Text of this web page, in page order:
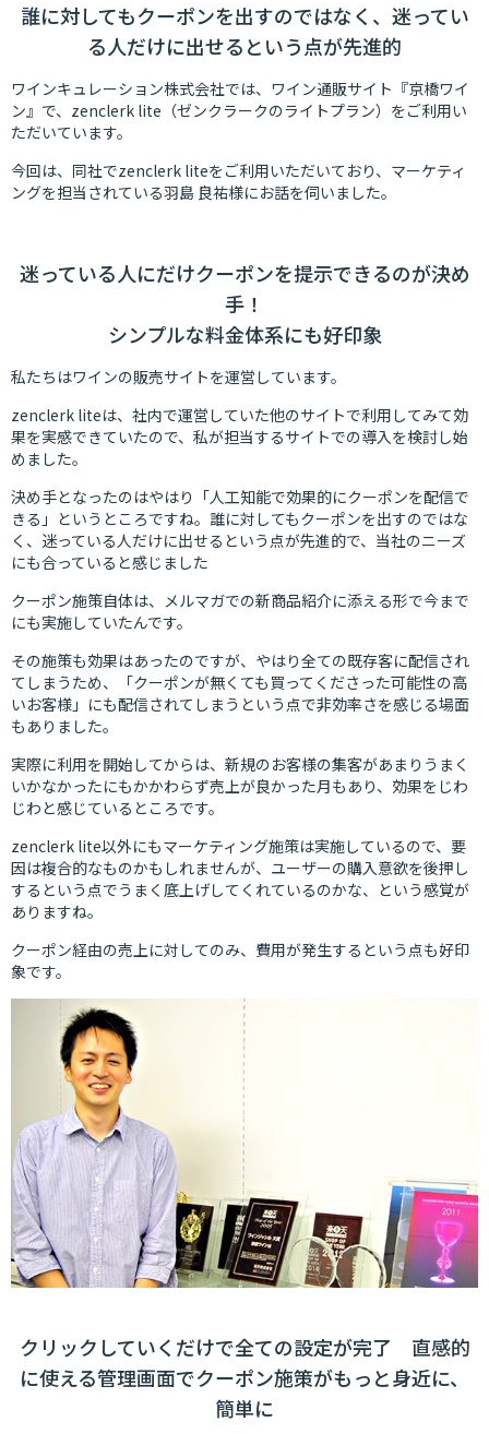
誰に対してもクーポンを出すのではなく、迷ってい
る人だけに出せるという点が先進的
ワインキュレーション株式会社では、ワイン通販サイト『京橋ワイ
ン』で、zenclerk lite（ゼンクラークのライトプラン）をご利用い
ただいています。
今回は、同社でzenclerk liteをご利用いただいており、マーケティ
ングを担当されている羽島 良祐様にお話を伺いました。
迷っている人にだけクーポンを提示できるのが決め
手！
シンプルな料金体系にも好印象
私たちはワインの販売サイトを運営しています。
zenclerk liteは、社内で運営していた他のサイトで利用してみて効
果を実感できていたので、私が担当するサイトでの導入を検討し始
めました。
決め手となったのはやはり「人工知能で効果的にクーポンを配信で
きる」というところですね。誰に対してもクーポンを出すのではな
く、迷っている人だけに出せるという点が先進的で、当社のニーズ
にも合っていると感じました
クーポン施策自体は、メルマガでの新商品紹介に添える形で今まで
にも実施していたんです。
その施策も効果はあったのですが、やはり全ての既存客に配信され
てしまうため、「クーポンが無くても買ってくださった可能性の高
いお客様」にも配信されてしまうという点で非効率さを感じる場面
もありました。
実際に利用を開始してからは、新規のお客様の集客があまりうまく
いかなかったにもかかわらず売上が良かった月もあり、効果をじわ
じわと感じているところです。
zenclerk lite以外にもマーケティング施策は実施しているので、要
因は複合的なものかもしれませんが、ユーザーの購入意欲を後押し
するという点でうまく底上げしてくれているのかな、という感覚が
ありますね。
クーポン経由の売上に対してのみ、費用が発生するという点も好印
象です。
クリックしていくだけで全ての設定が完了 直感的
に使える管理画面でクーポン施策がもっと身近に、
簡単に